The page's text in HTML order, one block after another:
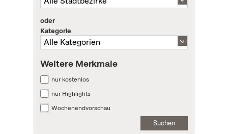
oder
Kategorie
Weitere Merkmale
nur kostenlos
nur Highlights
Wochenendvorschau
Suchen